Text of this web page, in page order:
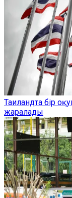
Таиландта бір
жаралады